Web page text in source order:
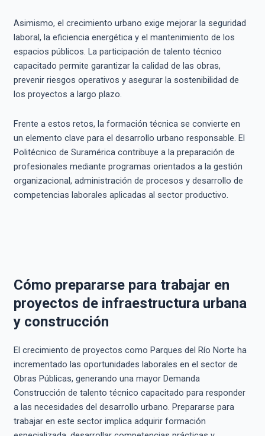
Asimismo, el crecimiento urbano exige mejorar la seguridad
laboral, la eficiencia energética y el mantenimiento de los
espacios públicos. La participación de talento técnico
capacitado permite garantizar la calidad de las obras,
prevenir riesgos operativos y asegurar la sostenibilidad de
los proyectos a largo plazo.
Frente a estos retos, la formación técnica se convierte en
un elemento clave para el desarrollo urbano responsable. El
Politécnico de Suramérica contribuye a la preparación de
profesionales mediante programas orientados a la gestión
organizacional, administración de procesos y desarrollo de
competencias laborales aplicadas al sector productivo.
Cómo prepararse para trabajar en
proyectos de infraestructura urbana
y construcción
El crecimiento de proyectos como Parques del Río Norte ha
incrementado las oportunidades laborales en el sector de
Obras Públicas, generando una mayor Demanda
Construcción de talento técnico capacitado para responder
a las necesidades del desarrollo urbano. Prepararse para
trabajar en este sector implica adquirir formación